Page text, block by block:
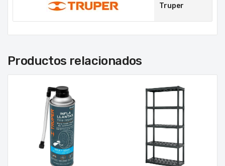
Truper
Productos relacionados